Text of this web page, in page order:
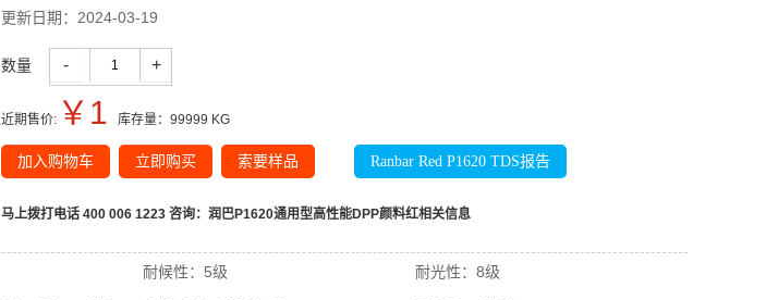
更新日期： 2024-03-19
数量 - +
近期售价: ￥ 1 库存量： 99999 KG
加入购物车 立即购买 索要样品 Ranbar Red P1620 TDS报告
马上拨打电话 400 006 1223 咨询： 润巴P1620通用型高性能DPP颜料红相关信息
耐候性： 5级 耐光性： 8级